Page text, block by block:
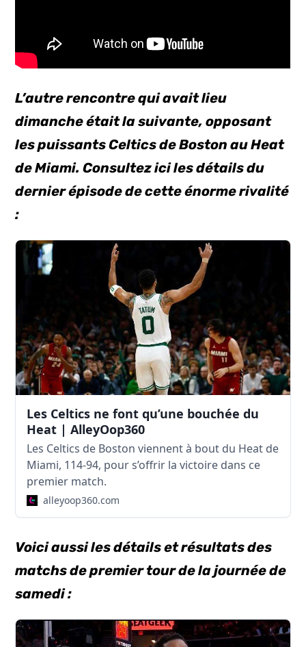
L’autre rencontre qui avait lieu
dimanche était la suivante, opposant
les puissants Celtics de Boston au Heat
de Miami. Consultez ici les détails du
dernier épisode de cette énorme rivalité
:
Les Celtics ne font qu’une bouchée du
Heat | AlleyOop360
Les Celtics de Boston viennent à bout du Heat de
Miami, 114-94, pour s’offrir la victoire dans ce
premier match.
alleyoop360.com
Voici aussi les détails et résultats des
matchs de premier tour de la journée de
samedi :